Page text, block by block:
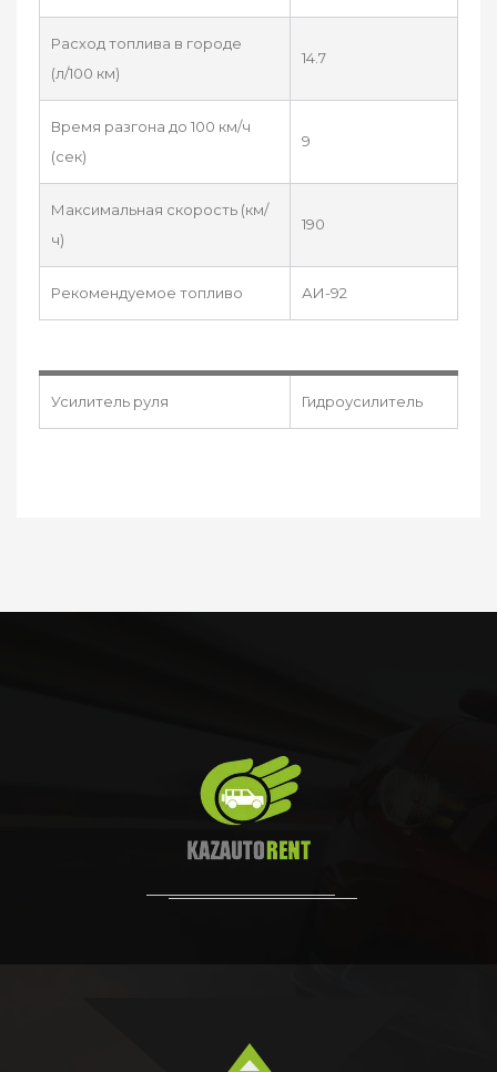
Расход топлива в городе
(л/100 км)
14.7
Время разгона до 100 км/ч
(сек)
9
Максимальная скорость (км/
ч)
190
Рекомендуемое топливо АИ-92
Усилитель руля Гидроусилитель